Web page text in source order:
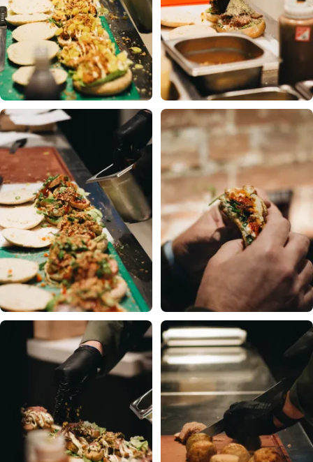
Their TikTok content is unique and entertaining, and I
use it to practice my Dutch. Besides, they also take
group orders. I’ve genuinely fallen in love with MEET
THE BALLS.”
YOYO MA
★★★★★
“Leuk gesprek gehad over het bedrijf en de catering
die ze doen! Verder is het eten echt heerlijk en de
smoothie was lekker! Voor Amsterdamse begrippen is
het een goede verhouding van prijs en kwaliteit!!”
nikki van der storm
★★★★★
“Super lekker gegeten! Vers gemaakte broodjes en
verveeld nooit. Kom graag langs, leuk personeel en
fijne plek. Aanrader :)”
salomé smit